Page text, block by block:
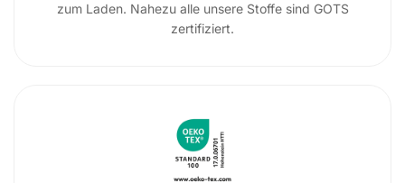
zum Laden. Nahezu alle unsere Stoffe sind GOTS
zertifiziert.